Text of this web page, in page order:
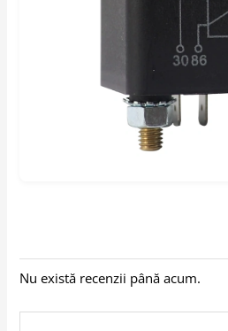
Nu există recenzii până acum.